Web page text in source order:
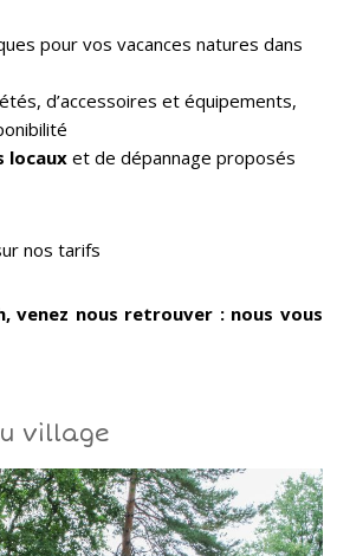
pour vos vacances natures dans
d’accessoires et équipements,
locauxet de dépannage proposés
nos tarifs
venez nous retrouver : nous vous
village